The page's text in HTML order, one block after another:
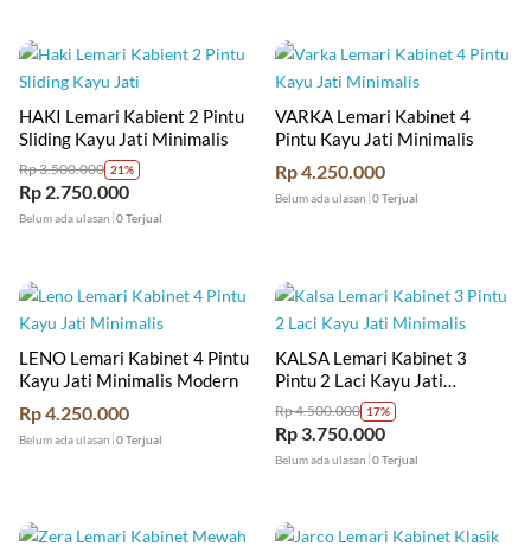
HAKI Lemari Kabient 2 Pintu
Sliding Kayu Jati Minimalis
Rp3.500.000 21%
Rp 2.750.000
Belum ada ulasan 0 Terjual
VARKA Lemari Kabinet 4
Pintu Kayu Jati Minimalis
Rp4.250.000
Belum ada ulasan 0 Terjual
LENO Lemari Kabinet 4 Pintu
Kayu Jati Minimalis Modern
Rp4.250.000
Belum ada ulasan 0 Terjual
KALSA Lemari Kabinet 3
Pintu 2 Laci Kayu Jati
Minimalis
Rp4.500.000 17%
Rp 3.750.000
Belum ada ulasan 0 Terjual